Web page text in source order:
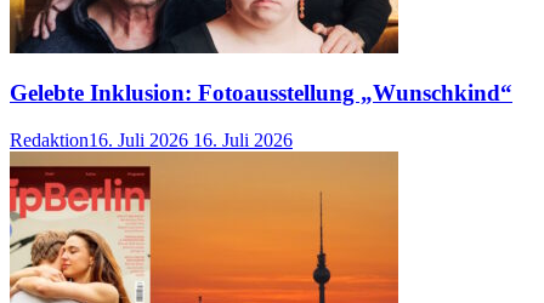
Gelebte Inklusion: Fotoausstellung „Wunschkind“
Redaktion16. Juli 2026 16. Juli 2026